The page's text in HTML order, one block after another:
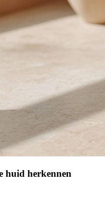
huid herkennen